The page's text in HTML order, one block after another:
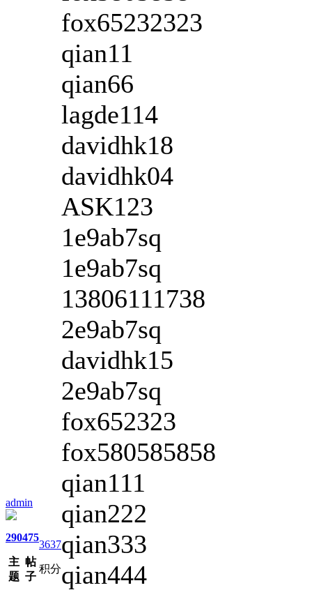
admin
290
主
题
475
帖
子
3637
积分
fox65232323
qian11
qian66
lagde114
davidhk18
davidhk04
ASK123
1e9ab7sq
1e9ab7sq
13806111738
2e9ab7sq
davidhk15
2e9ab7sq
fox652323
fox580585858
qian111
qian222
qian333
qian444